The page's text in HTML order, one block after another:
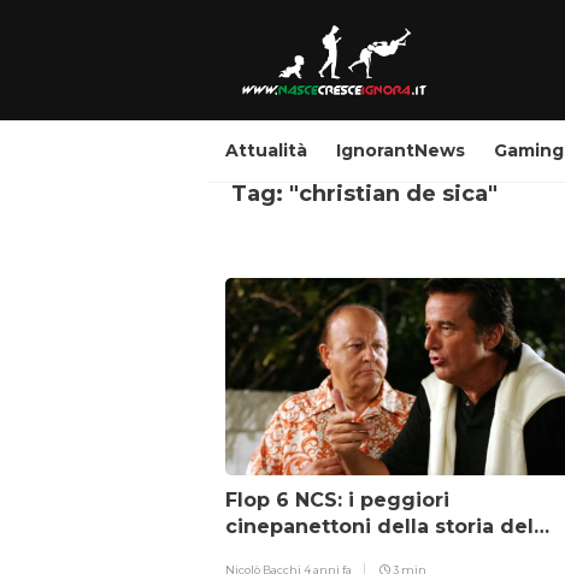
Attualità IgnorantNews Gaming
Tag: "christian de sica"
Flop 6 NCS: i peggiori
cinepanettoni della storia del
Nicolò Bacchi 4 anni fa 3 min